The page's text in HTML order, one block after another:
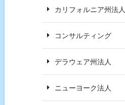
カリフォルニア州法人
コンサルティング
デラウェア州法人
ニューヨーク法人